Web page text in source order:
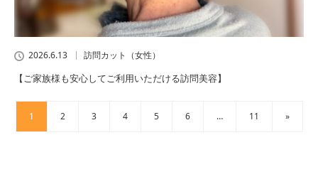
2026.6.13 訪問カット（女性）
【ご家族様も安心してご利用いただける訪問美容】
1 2 3 4 5 6 … 11 »